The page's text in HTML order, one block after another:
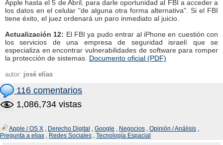
Apple hasta el 5 de Abril, para darle oportunidad al FBI a acceder a
los datos en el celular "de alguna otra forma alternativa". Si el FBI
tiene éxito, el juez ordenará un paro inmediato al juicio.
Actualización 12: El FBI ya pudo entrar al iPhone en cuestión con
los servicios de una empresa de seguridad israelí que se
especializa en encontrar vulnerabilidades de software para romper
la protección de sistemas. Documento oficial (PDF)
autor: josé elías
116 comentarios
1,086,734 vistas
Apple / OS X , Derecho Digital , Google , Negocios , Opinión / Análisis ,
Pregunta a eliax , Redes Sociales , Tecnología Espacial